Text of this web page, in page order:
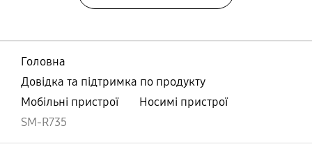
Головна
Довідка та підтримка по продукту
Мобільні пристрої
Носимі пристрої
SM-R735